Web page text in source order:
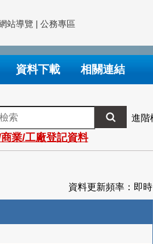
站導覽 | 公務專區
資料下載 相關連結
進階
商業/工廠登記資料
資料更新頻率：即時